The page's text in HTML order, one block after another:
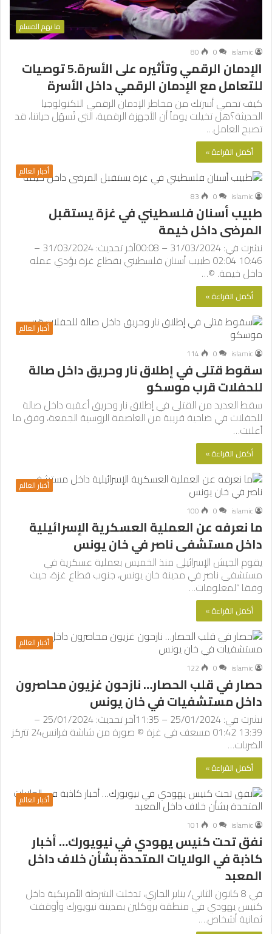
ما يهم المسلم
islamic
0
80
الإدمان الرقمي وتأثيره على الأسرة.5 توصيات
للتعامل مع الإدمان الرقمي داخل الأسرة
كيف تحمي أسرتك من مخاطر الإدمان الرقمي التكنولوجيا
الحديثة؟هل تخيلت يوماً أن الأجهزة الرقمية، التي تُسهّل حياتنا، قد
تصبح العامل…
أكمل القراءة »
أخبار العالم
islamic
0
83
طبيب أسنان فلسطيني في غزة يستقبل
المرضى داخل خيمة
نشرت في: 31/03/2024 – 00:08آخر تحديث: 31/03/2024 –
10:46 02:04 طبيب أسنان فلسطيني بقطاع غزة يؤدي عمله
داخل خيمة. ©…
أكمل القراءة »
أخبار العالم
islamic
0
114
سقوط قتلى في إطلاق نار وحريق داخل صالة
للحفلات قرب موسكو
سقط العديد من القتلى في إطلاق نار وحريق أعقبه داخل صالة
للحفلات في ضاحية قريبة من العاصمة الروسية الجمعة، وفق ما
أعلنت…
أكمل القراءة »
أخبار العالم
islamic
0
100
ما نعرفه عن العملية العسكرية الإسرائيلية
داخل مستشفى ناصر في خان يونس
يقوم الجيش الإسرائيلي منذ الخميس بعملية عسكرية في
مستشفى ناصر في مدينة خان يونس، جنوب قطاع غزة، حيث
وفقا “لمعلومات…
أكمل القراءة »
أخبار العالم
islamic
0
122
حصار في قلب الحصار… نازحون غزيون محاصرون
داخل مستشفيات في خان يونس
نشرت في: 25/01/2024 – 11:35آخر تحديث: 25/01/2024 –
13:39 01:42 مسعف في غزة © صورة من شاشة فرانس24 تتركز
الضربات…
أكمل القراءة »
أخبار العالم
islamic
0
101
نفق تحت كنيس يهودي في نيويورك… أخبار
كاذبة في الولايات المتحدة بشأن خلاف داخل
المعبد
في 8 كانون الثاني/ يناير الجاري، تدخلت الشرطة الأمريكية داخل
كنيس يهودي في منطقة بروكلين بمدينة نيويورك وأوقفت
ثمانية أشخاص.…